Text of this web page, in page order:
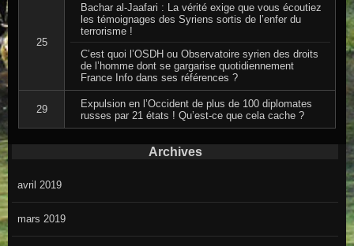
25
Bachar al-Jaafari : La vérité exige que vous écoutiez
les témoignages des Syriens sortis de l’enfer du
terrorisme !
C’est quoi l’OSDH ou Observatoire syrien des droits
de l’homme dont se gargarise quotidiennement
France Info dans ses références ?
29
Expulsion en l’Occident de plus de 100 diplomates
russes par 21 états ! Qu’est-ce que cela cache ?
Archives
avril 2019
mars 2019